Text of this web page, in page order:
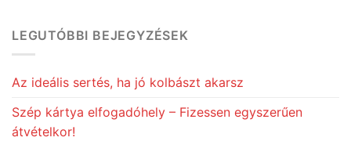
LEGUTÓBBI BEJEGYZÉSEK
Az ideális sertés, ha jó kolbászt akarsz
Szép kártya elfogadóhely – Fizessen egyszerűen
átvételkor!